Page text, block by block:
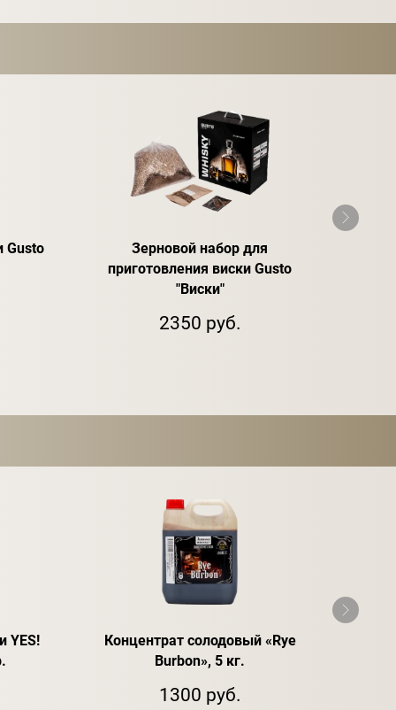
Gusto
Зерновой набор для
приготовления виски Gusto
"Виски"
2350 руб.
YES!
Концентрат солодовый «Rye
Burbon», 5 кг.
1300 руб.